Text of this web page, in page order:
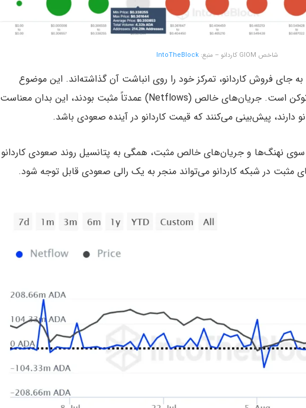
شاخص GIOM کاردانو – منبع: IntoTheBlock
به جای فروش کاردانو، تمرکز خود را روی انباشت آن گذاشته‌اند. این موضوع
نشانه اعتماد نهنگ‌ها به آینده این توکن است. جریان‌های خالص (Netflows) عمدتاً مثبت بودند، این بدان معناست
دارند، پیش‌بینی می‌کنند که قیمت کاردانو در آینده صعودی باشد.
از سوی نهنگ‌ها و جریان‌های خالص مثبت، همگی به پتانسیل روند صعودی کاردانو
مثبت در شبکه کاردانو می‌تواند منجر به یک رالی صعودی قابل توجه شود.